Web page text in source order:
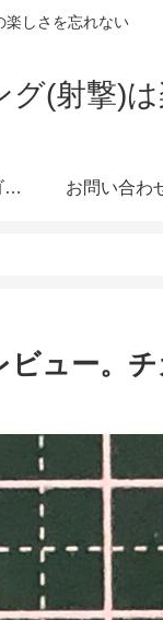
楽しさを忘れない
(射撃)
サイトマップ・カテゴリー お問い合わ
ュー。チ